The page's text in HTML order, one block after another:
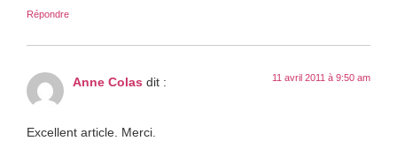
Répondre
Anne Colas dit : 11 avril 2011 à 9:50 am
Excellent article. Merci.